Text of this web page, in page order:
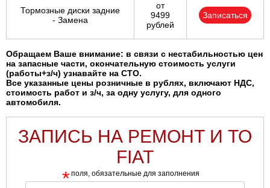
Тормозные диски задние
- Замена
от
9499
рублей
Записаться
Обращаем Ваше внимание: в связи с нестабильностью цен
на запасные части, окончательную стоимость услуги
(работы+з/ч) узнавайте на СТО.
Все указанные цены розничные в рублях, включают НДС,
стоимость работ и з/ч, за одну услугу, для одного
автомобиля.
ЗАПИСЬ НА РЕМОНТ И ТО
FIAT
* поля, обязательные для заполнения